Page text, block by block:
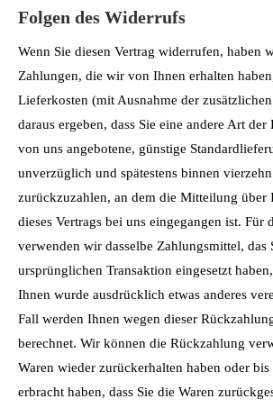
Folgen des Widerrufs
Wenn Sie diesen Vertrag widerrufen, haben
Zahlungen, die wir von Ihnen erhalten
Lieferkosten (mit Ausnahme der
daraus ergeben, dass Sie eine andere Art
von uns angebotene, günstige
unverzüglich und spätestens binnen
zurückzuzahlen, an dem die Mitteilung über
dieses Vertrags bei uns eingegangen ist. Für
verwenden wir dasselbe Zahlungsmittel, das
ursprünglichen Transaktion eingesetzt
Ihnen wurde ausdrücklich etwas anderes
Fall werden Ihnen wegen dieser
berechnet. Wir können die Rückzahlung
Waren wieder zurückerhalten haben oder
erbracht haben, dass Sie die Waren